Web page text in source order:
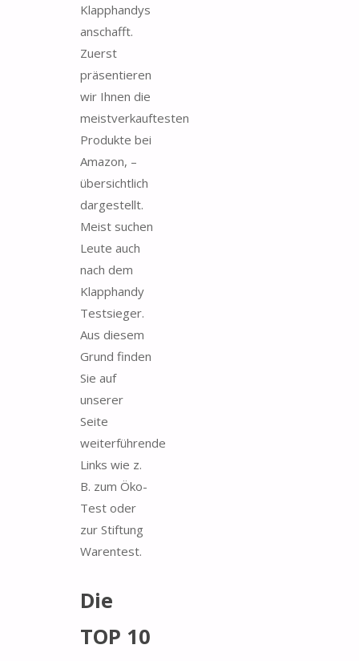
Klapphandys
anschafft.
Zuerst
präsentieren
wir Ihnen die
meistverkauftesten
Produkte bei
Amazon, –
übersichtlich
dargestellt.
Meist suchen
Leute auch
nach dem
Klapphandy
Testsieger.
Aus diesem
Grund finden
Sie auf
unserer
Seite
weiterführende
Links wie z.
B. zum Öko-
Test oder
zur Stiftung
Warentest.
Die
TOP 10